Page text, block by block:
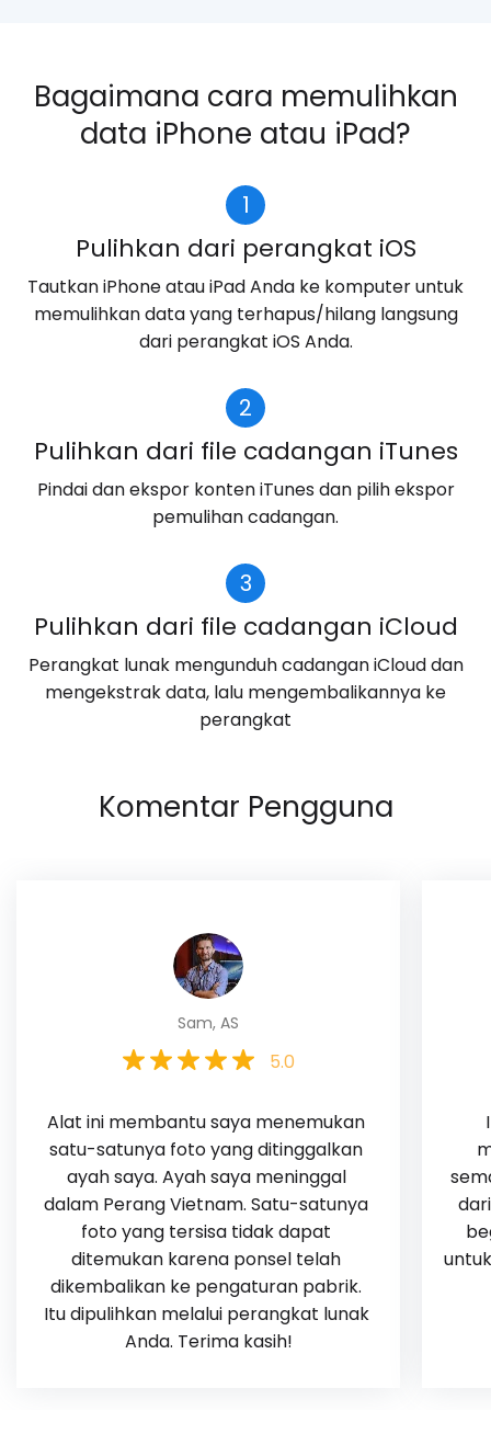
Bagaimana cara memulihkan
data iPhone atau iPad?
1
Pulihkan dari perangkat iOS
Tautkan iPhone atau iPad Anda ke komputer untuk
memulihkan data yang terhapus/hilang langsung
dari perangkat iOS Anda.
2
Pulihkan dari file cadangan iTunes
Pindai dan ekspor konten iTunes dan pilih ekspor
pemulihan cadangan.
3
Pulihkan dari file cadangan iCloud
Perangkat lunak mengunduh cadangan iCloud dan
mengekstrak data, lalu mengembalikannya ke
perangkat
Komentar Pengguna
Sam, AS
5.0
Alat ini membantu saya menemukan
satu-satunya foto yang ditinggalkan
ayah saya. Ayah saya meninggal
dalam Perang Vietnam. Satu-satunya
foto yang tersisa tidak dapat
ditemukan karena ponsel telah
dikembalikan ke pengaturan pabrik.
Itu dipulihkan melalui perangkat lunak
Anda. Terima kasih!